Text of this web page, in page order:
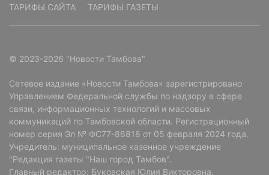
ТАРИФЫ САЙТА
ТАРИФЫ ГАЗЕТЫ
© 2023-2026 "Новости Тамбова"
Сетевое издание «Новости Тамбова» зарегистрировано
Управлением Федеральной службы по надзору в сфере
связи, информационных технологий и массовых
коммуникаций по Тамбовской области. Регистрационный
номер серия Эл № ФС77-86818 от 05 февраля 2024 года.
Учредитель: муниципальное казенное учреждение
"Редакция газеты "Наш город Тамбов".
Главный редактор: Буковская Юлия Викторовна.